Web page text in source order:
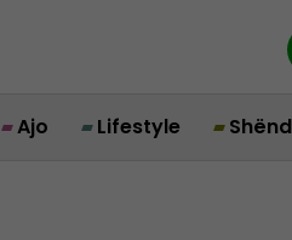
Ajo Lifestyle